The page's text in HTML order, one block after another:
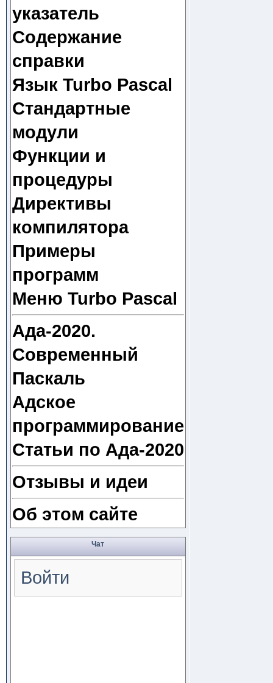
указатель
Содержание
справки
Язык Turbo Pascal
Стандартные
модули
Функции и
процедуры
Директивы
компилятора
Примеры
программ
Меню Turbo Pascal
Ада-2020.
Современный
Паскаль
Адское
программирование
Статьи по Ада-2020
Отзывы и идеи
Об этом сайте
Чат
Войти